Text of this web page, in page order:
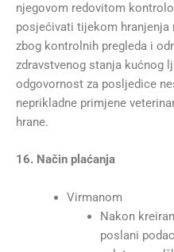
njegovom redovitom
posjećivati tijekom
zbog kontrolnih pregleda i
zdravstvenog stanja kućnog
odgovornost za posljedice
neprikladne primjene
hrane.
16. Način plaćanja
Virmanom
Nakon
poslani